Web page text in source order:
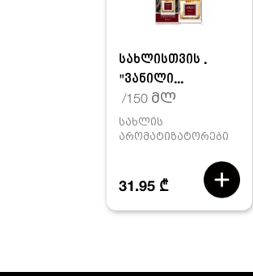
სახლისთვის .
"ვანილი...
/150 მლ
სახლის
არომატიზატორები
31.95 ₾